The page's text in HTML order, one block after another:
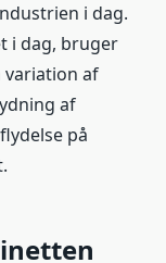
i dag.
i dag, bruger
variation af
af
på